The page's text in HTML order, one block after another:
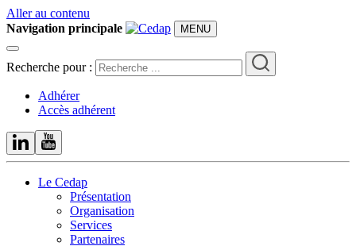
Aller au contenu
Navigation principale
MENU
Recherche pour :
Adhérer
Accès adhérent
Le Cedap
Présentation
Organisation
Services
Partenaires